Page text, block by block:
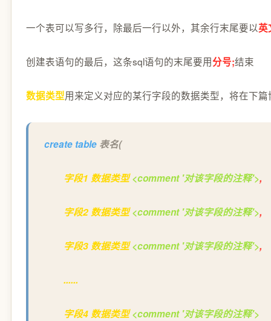
一个表可以写多行，除最后一行以外，其余行末尾要以英
创建表语句的最后，这条sql语句的末尾要用分号;结束
数据类型用来定义对应的某行字段的数据类型，将在下
create table 表名(
字段1 数据类型 <comment '对该字段的注释'>,
字段2 数据类型 <comment '对该字段的注释'>,
字段3 数据类型 <comment '对该字段的注释'>,
......
字段4 数据类型 <comment '对该字段的注释'>